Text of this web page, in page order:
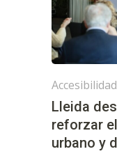
Accesibilidad
Lleida
reforzar
urbano y